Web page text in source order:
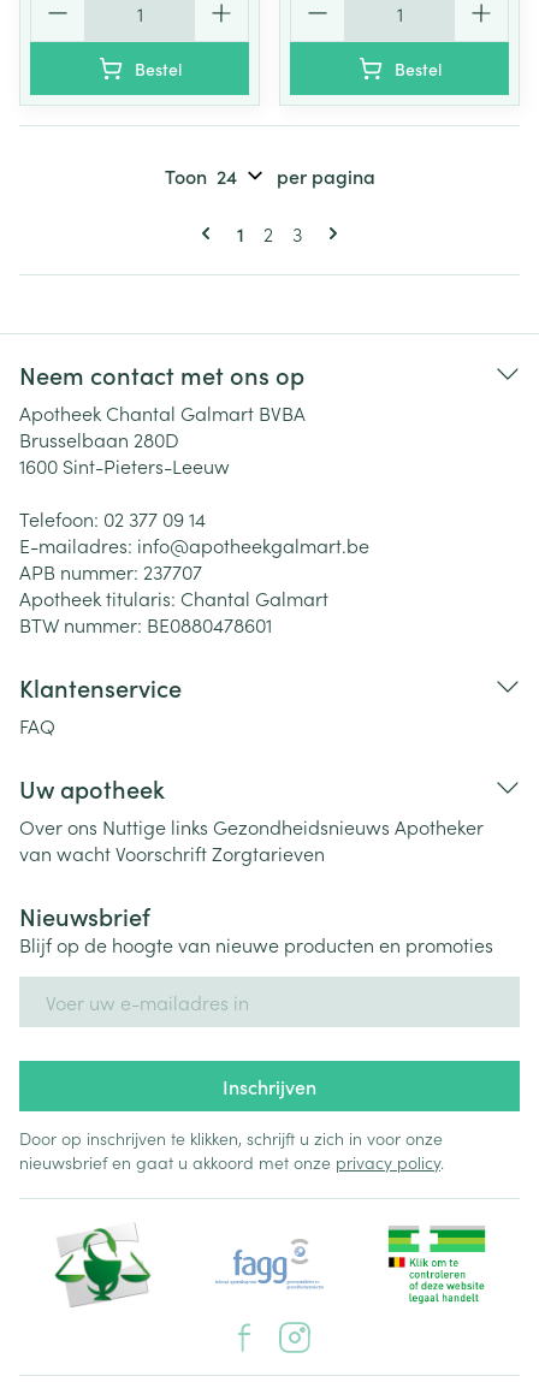
Bestel Bestel
Pagina's
U lees momenteel pagina
1 Pagina
2 Pagina
3
Toon per pagina
Neem contact met ons op
Apotheek Chantal Galmart BVBA
Brusselbaan 280D
1600 Sint-Pieters-Leeuw
Telefoon: 02 377 09 14
E-mailadres: info@apotheekgalmart.be
APB nummer: 237707
Apotheek titularis: Chantal Galmart
BTW nummer: BE0880478601
Klantenservice
FAQ
Uw apotheek
Over ons Nuttige links Gezondheidsnieuws Apotheker
van wachtVoorschriftZorgtarieven
Nieuwsbrief
Blijf op de hoogte van nieuwe producten en promoties
Inschrijven
Door op inschrijven te klikken, schrijft u zich in voor onze
nieuwsbrief en gaat u akkoord met onze privacy policy.